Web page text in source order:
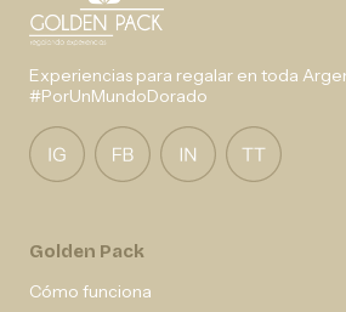
Experiencias para regalar en toda
#PorUnMundoDorado
Golden Pack
Cómo funciona